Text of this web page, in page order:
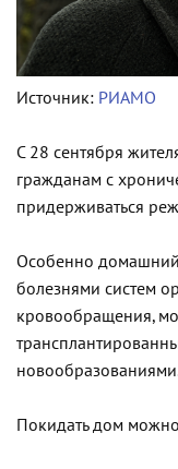
Источник: РИАМО
С 28 сентября
гражданам с
придерживаться
Особенно
болезнями систем
кровообращения,
Покидать дом